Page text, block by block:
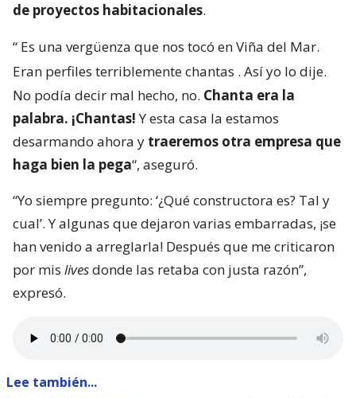
de proyectos habitacionales.
“ Es una vergüenza que nos tocó en Viña del Mar.
Eran perfiles terriblemente chantas . Así yo lo dije.
No podía decir mal hecho, no. Chanta era la
palabra. ¡Chantas!Y esta casa la estamos
desarmando ahora y traeremos otra empresa que
haga bien la pega“, aseguró.
“Yo siempre pregunto: ‘¿Qué constructora es? Tal y
cual’. Y algunas que dejaron varias embarradas, ¡se
han venido a arreglarla! Después que me criticaron
por mis livesdonde las retaba con justa razón”,
expresó.
Lee también...